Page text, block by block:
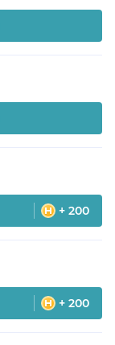
+ 200
+ 200